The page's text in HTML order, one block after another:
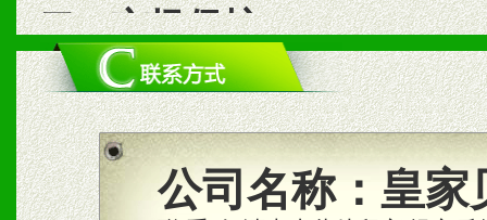
二、市场保护
1、统一市场价格；建立全
商利润。
2、区域独家经营；建立区
公司名称： 皇家